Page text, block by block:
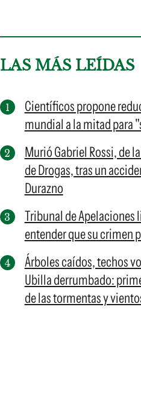
LAS MÁS LEÍDAS
Científicos propone
mundial a la mitad para
Murió Gabriel Rossi, de
de Drogas, tras un
Durazno
Tribunal de Apelaciones
entender que su crimen
Árboles caídos, techos
Ubilla derrumbado:
de las tormentas y